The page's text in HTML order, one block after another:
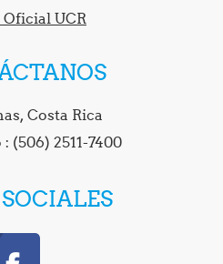
Oficial UCR
Costa Rica
(506) 2511-7400